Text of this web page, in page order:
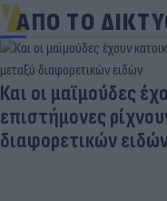
ΑΠΟ ΤΟ
Και οι μαϊμούδες
επιστήμονες
διαφορετικών